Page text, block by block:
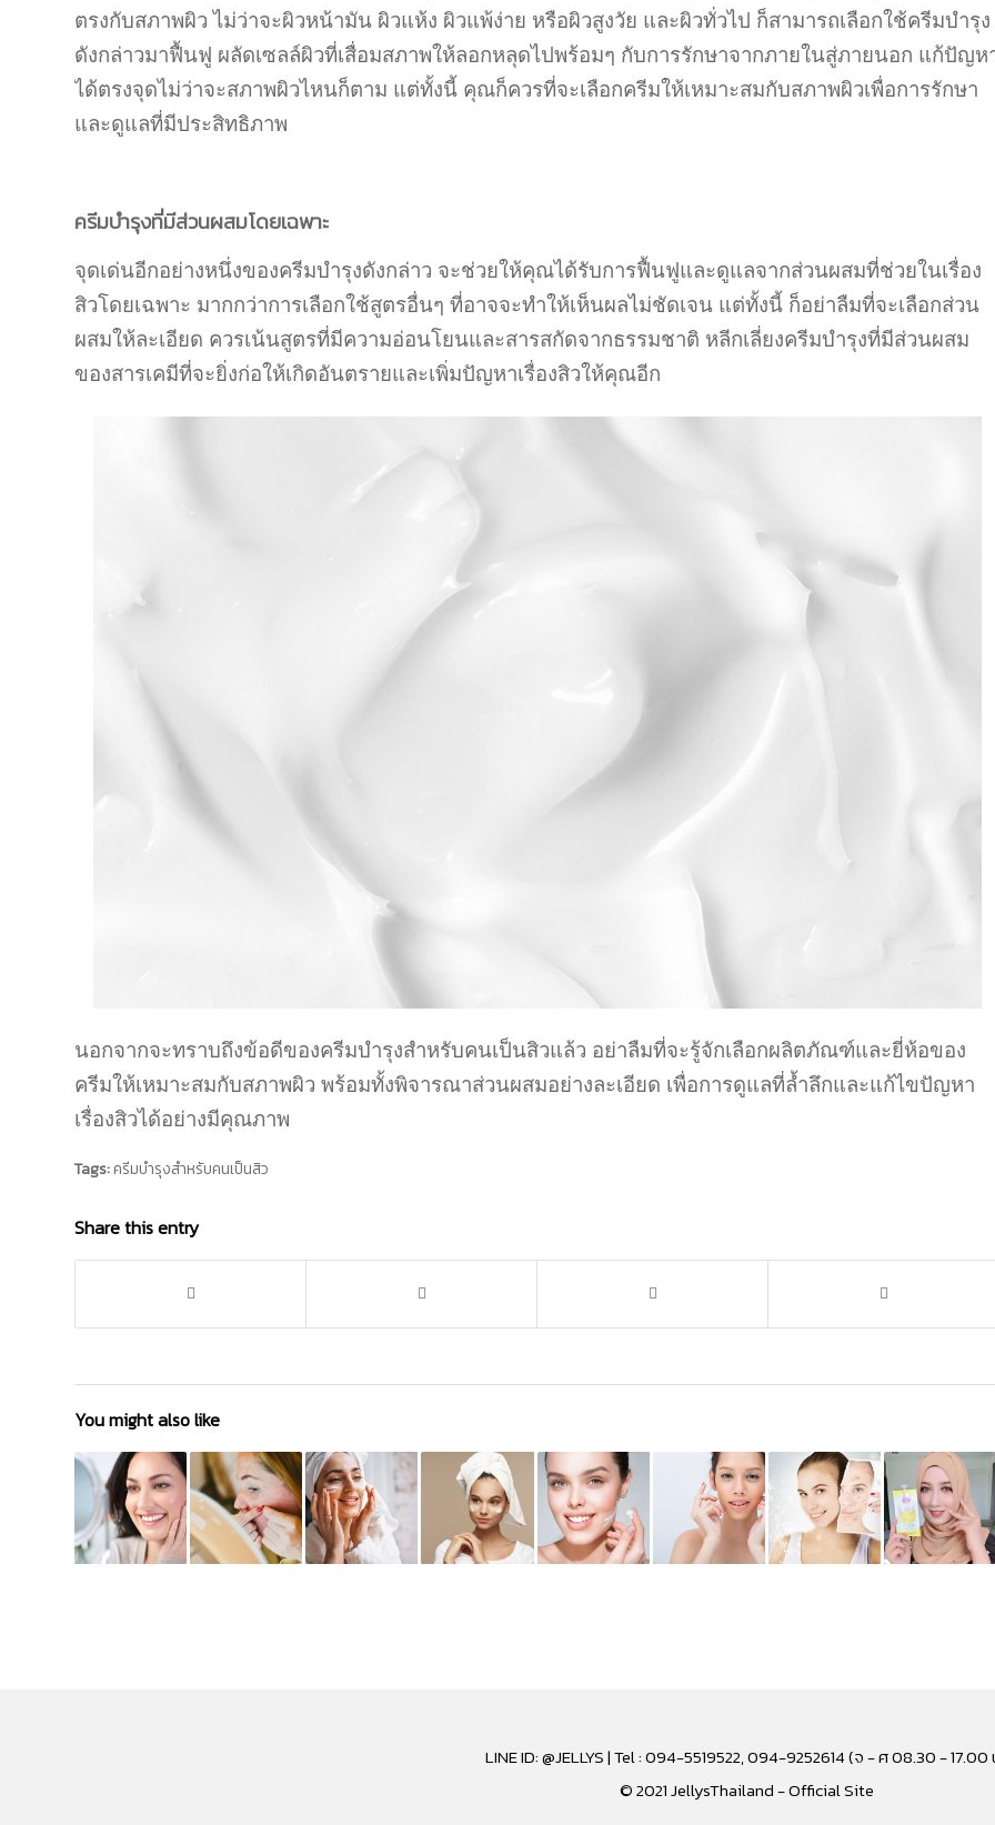
ตรงกับสภาพผิว ไม่ว่าจะผิวหน้ามัน ผิวแห้ง ผิวแพ้ง่าย หรือผิวสูงวัย และผิวทั่วไป ก็สามารถเลือกใช้ครีมบำรุง
ดังกล่าวมาฟื้นฟู ผลัดเซลล์ผิวที่เสื่อมสภาพให้ลอกหลุดไปพร้อมๆ กับการรักษาจากภายในสู่ภายนอก แก้ปัญห
ได้ตรงจุดไม่ว่าจะสภาพผิวไหนก็ตาม แต่ทั้งนี้ คุณก็ควรที่จะเลือกครีมให้เหมาะสมกับสภาพผิวเพื่อการรักษา
และดูแลที่มีประสิทธิภาพ
ครีมบำรุงที่มีส่วนผสมโดยเฉพาะ
จุดเด่นอีกอย่างหนึ่งของครีมบำรุงดังกล่าว จะช่วยให้คุณได้รับการฟื้นฟูและดูแลจากส่วนผสมที่ช่วยในเรื่อง
สิวโดยเฉพาะ มากกว่าการเลือกใช้สูตรอื่นๆ ที่อาจจะทำให้เห็นผลไม่ชัดเจน แต่ทั้งนี้ ก็อย่าลืมที่จะเลือกส่วน
ผสมให้ละเอียด ควรเน้นสูตรที่มีความอ่อนโยนและสารสกัดจากธรรมชาติ หลีกเลี่ยงครีมบำรุงที่มีส่วนผสม
ของสารเคมีที่จะยิ่งก่อให้เกิดอันตรายและเพิ่มปัญหาเรื่องสิวให้คุณอีก
นอกจากจะทราบถึงข้อดีของครีมบํารุงสําหรับคนเป็นสิวแล้ว อย่าลืมที่จะรู้จักเลือกผลิตภัณฑ์และยี่ห้อของ
ครีมให้เหมาะสมกับสภาพผิว พร้อมทั้งพิจารณาส่วนผสมอย่างละเอียด เพื่อการดูแลที่ล้ำลึกและแก้ไขปัญหา
เรื่องสิวได้อย่างมีคุณภาพ
Tags: ครีมบํารุงสําหรับคนเป็นสิว
Share this entry
You might also like
LINE ID: @JELLYS | Tel : 094-5519522, 094-9252614 (จ - ศ 08.30 - 17.00
© 2021 JellysThailand - Official Site